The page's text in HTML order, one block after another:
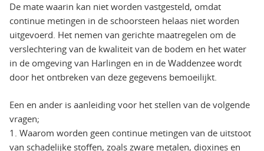
De mate waarin kan niet worden vastgesteld, omdat
continue metingen in de schoorsteen helaas niet worden
uitgevoerd. Het nemen van gerichte maatregelen om de
verslechtering van de kwaliteit van de bodem en het water
in de omgeving van Harlingen en in de Waddenzee wordt
door het ontbreken van deze gegevens bemoeilijkt.
Een en ander is aanleiding voor het stellen van de volgende
vragen;
1. Waarom worden geen continue metingen van de uitstoot
van schadelijke stoffen, zoals zware metalen, dioxines en